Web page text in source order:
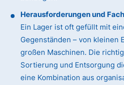
Herausforderungen und
Ein Lager ist oft gefüllt mit
Gegenständen – von kleinen
großen Maschinen. Die
Sortierung und Entsorgung
eine Kombination aus